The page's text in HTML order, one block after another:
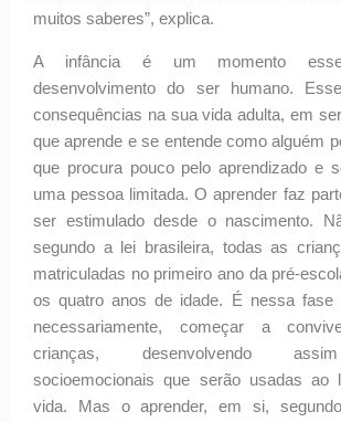
muitos saberes”, explica.
A infância é um momento
desenvolvimento do ser humano.
consequências na sua vida adulta, em
que aprende e se entende como alguém
que procura pouco pelo aprendizado e
uma pessoa limitada. O aprender faz
ser estimulado desde o nascimento.
segundo a lei brasileira, todas as
matriculadas no primeiro ano da pré-
os quatro anos de idade. É nessa fase
necessariamente, começar a
crianças, desenvolvendo
socioemocionais que serão usadas ao
vida. Mas o aprender, em si,